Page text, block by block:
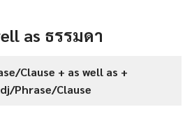
as ธรรมดา
Clause + as well as +
Phrase/Clause